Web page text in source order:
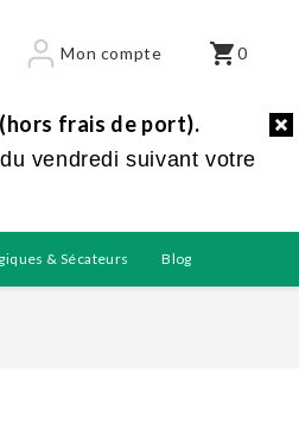
frais de port).
vendredi suivant votre
Mon compte shopping_cart0
& Sécateurs Blog